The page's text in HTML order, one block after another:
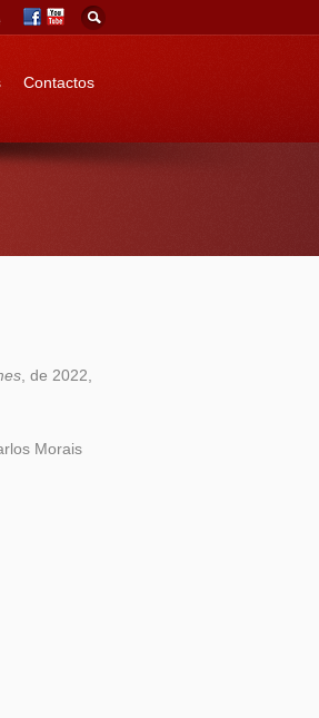
Contactos
, de 2022,
Morais